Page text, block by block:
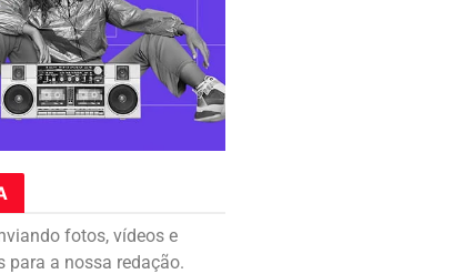
fotos, vídeos e
para a nossa redação.